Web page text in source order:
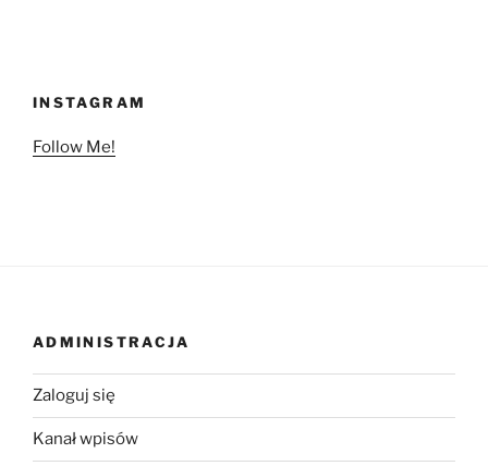
INSTAGRAM
Follow Me!
ADMINISTRACJA
Zaloguj się
Kanał wpisów